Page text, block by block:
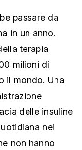
passare da
in un anno.
terapia
milioni di
il mondo. Una
delle insuline
nei
non hanno